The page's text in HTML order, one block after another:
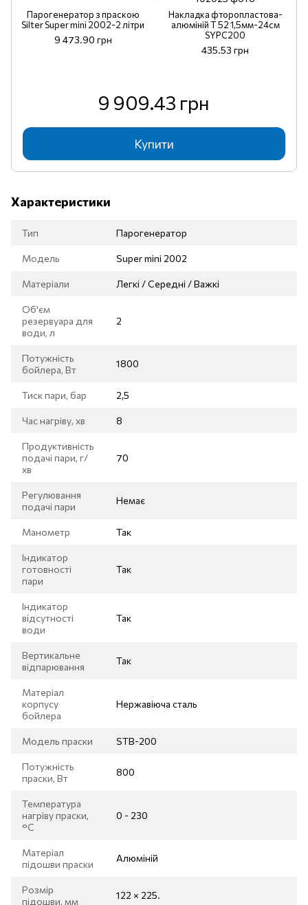
Парогенератор з праскою
Silter Super mini 2002-2 літри
9 473.90 грн
Накладка фторопластова-
алюміній Т 52 1,5мм-24см
SYPC200
435.53 грн
9 909.43 грн
Купити
Характеристики
Тип Парогенератор
Модель Super mini 2002
Матеріали Легкі / Середні / Важкі
Об'єм
резервуара для
води, л
2
Потужність
бойлера, Вт
1800
Тиск пари, бар 2,5
Час нагріву, хв 8
Продуктивність
подачі пари, г/
хв
70
Регулювання
подачі пари
Немає
Манометр Так
Індикатор
готовності
пари
Так
Індикатор
відсутності
води
Так
Вертикальне
відпарювання
Так
Матеріал
корпусу
бойлера
Нержавіюча сталь
Модель праски STB-200
Потужність
праски, Вт
800
Температура
нагріву праски,
°C
0 - 230
Матеріал
підошви праски
Алюміній
Розмір
підошви, мм
122 × 225.